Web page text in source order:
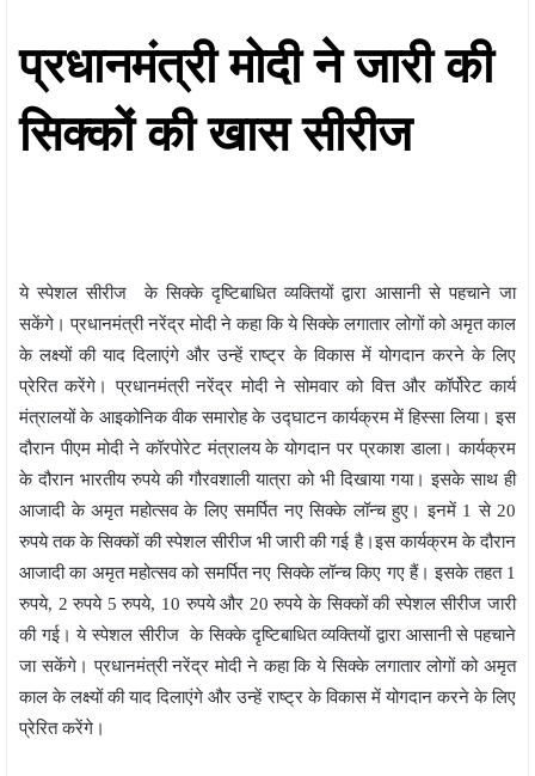
प्रधानमंत्री मोदी ने जारी की
सिक्कों की खास सीरीज
ये स्पेशल सीरीज के सिक्के दृष्टिबाधित व्यक्तियों द्वारा आसानी से पहचाने जा
सकेंगे। प्रधानमंत्री नरेंद्र मोदी ने कहा कि ये सिक्के लगातार लोगों को अमृत काल
के लक्ष्यों की याद दिलाएंगे और उन्हें राष्ट्र के विकास में योगदान करने के लिए
प्रेरित करेंगे। प्रधानमंत्री नरेंद्र मोदी ने सोमवार को वित्त और कॉर्पोरेट कार्य
मंत्रालयों के आइकोनिक वीक समारोह के उद्घाटन कार्यक्रम में हिस्सा लिया। इस
दौरान पीएम मोदी ने कॉरपोरेट मंत्रालय के योगदान पर प्रकाश डाला। कार्यक्रम
के दौरान भारतीय रुपये की गौरवशाली यात्रा को भी दिखाया गया। इसके साथ ही
आजादी के अमृत महोत्सव के लिए समर्पित नए सिक्के लॉन्च हुए। इनमें 1 से 20
रुपये तक के सिक्कों की स्पेशल सीरीज भी जारी की गई है।इस कार्यक्रम के दौरान
आजादी का अमृत महोत्सव को समर्पित नए सिक्के लॉन्च किए गए हैं। इसके तहत 1
रुपये, 2 रुपये 5 रुपये, 10 रुपये और 20 रुपये के सिक्कों की स्पेशल सीरीज जारी
की गई। ये स्पेशल सीरीज के सिक्के दृष्टिबाधित व्यक्तियों द्वारा आसानी से पहचाने
जा सकेंगे। प्रधानमंत्री नरेंद्र मोदी ने कहा कि ये सिक्के लगातार लोगों को अमृत
काल के लक्ष्यों की याद दिलाएंगे और उन्हें राष्ट्र के विकास में योगदान करने के लिए
प्रेरित करेंगे।